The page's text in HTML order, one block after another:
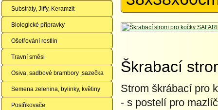
Substráty, Jiffy, Keramzit
Biologické přípravky
Ošetřování rostlin
Travní směsi
Osiva, sadbové brambory ,sazečka
Semena zelenina, bylinky, květiny
Postřikovače
Škrabací
Strom škrábací pro
- s postelí pro